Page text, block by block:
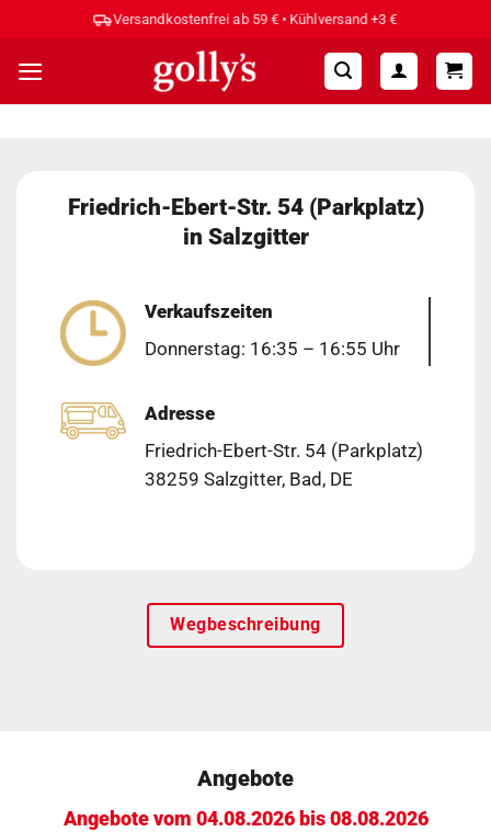
springen
Versandkostenfrei ab 59 € • Kühlversand +3 €
Friedrich-Ebert-Str. 54 (Parkplatz)
in Salzgitter
Verkaufszeiten
Donnerstag: 16:35 – 16:55 Uhr
Adresse
Friedrich-Ebert-Str. 54 (Parkplatz)
38259 Salzgitter, Bad, DE
Wegbeschreibung
Angebote
Angebote vom 04.08.2026 bis 08.08.2026